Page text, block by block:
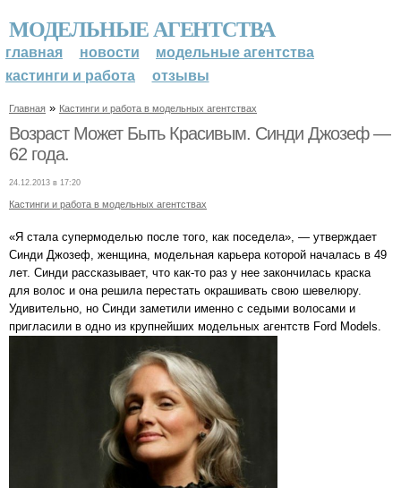
МОДЕЛЬНЫЕ АГЕНТСТВА
главная новости
модельные агентства
кастинги и работа
отзывы
Главная » Кастинги и работа в модельных агентствах
Возраст Может Быть Красивым. Синди Джозеф —
62 года.
24.12.2013 в 17:20
Кастинги и работа в модельных агентствах
«Я стала супермоделью после того, как поседела», — утверждает
Синди Джозеф, женщина, модельная карьера которой началась в 49
лет. Синди рассказывает, что как-то раз у нее закончилась краска
для волос и она решила перестать окрашивать свою шевелюру.
Удивительно, но Синди заметили именно с седыми волосами и
пригласили в одно из крупнейших модельных агентств Ford Models.